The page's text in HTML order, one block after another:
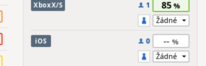
XboxX/S 1 85
iOS 0 --